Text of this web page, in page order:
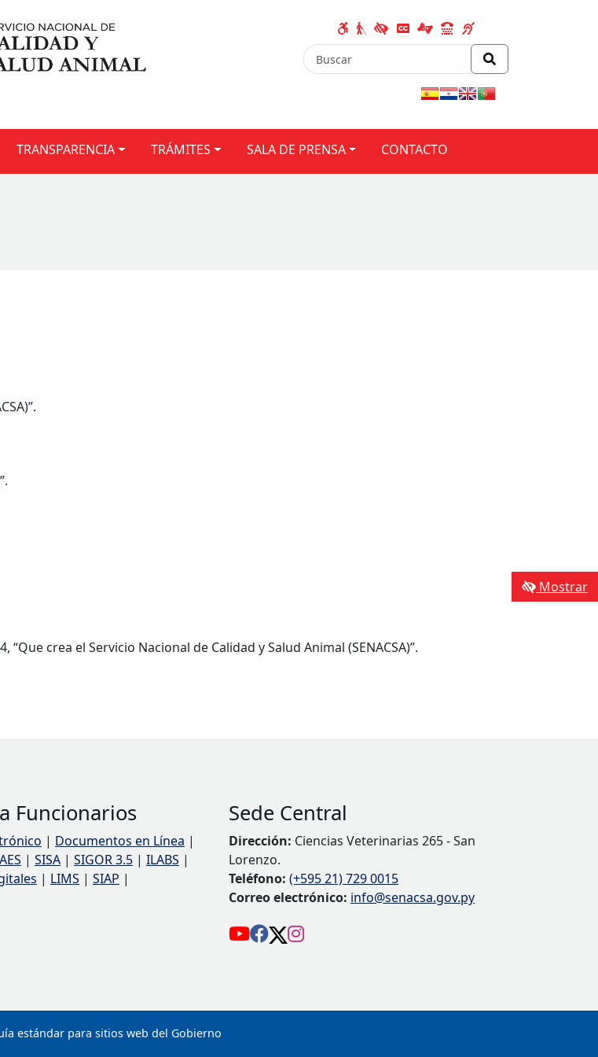
TRANSPARENCIA TRÁMITES SALA DE PRENSA CONTACTO
Mostrar
crea el Servicio Nacional de Calidad y Salud Animal (SENACSA)”.
Funcionarios
| Documentos en Línea |
| SISA | SIGOR 3.5 | ILABS |
| LIMS | SIAP |
Sede Central
Dirección: Ciencias Veterinarias 265 - San
Lorenzo.
Teléfono: (+595 21) 729 0015
Correo electrónico: info@senacsa.gov.py
estándar para sitios web del Gobierno